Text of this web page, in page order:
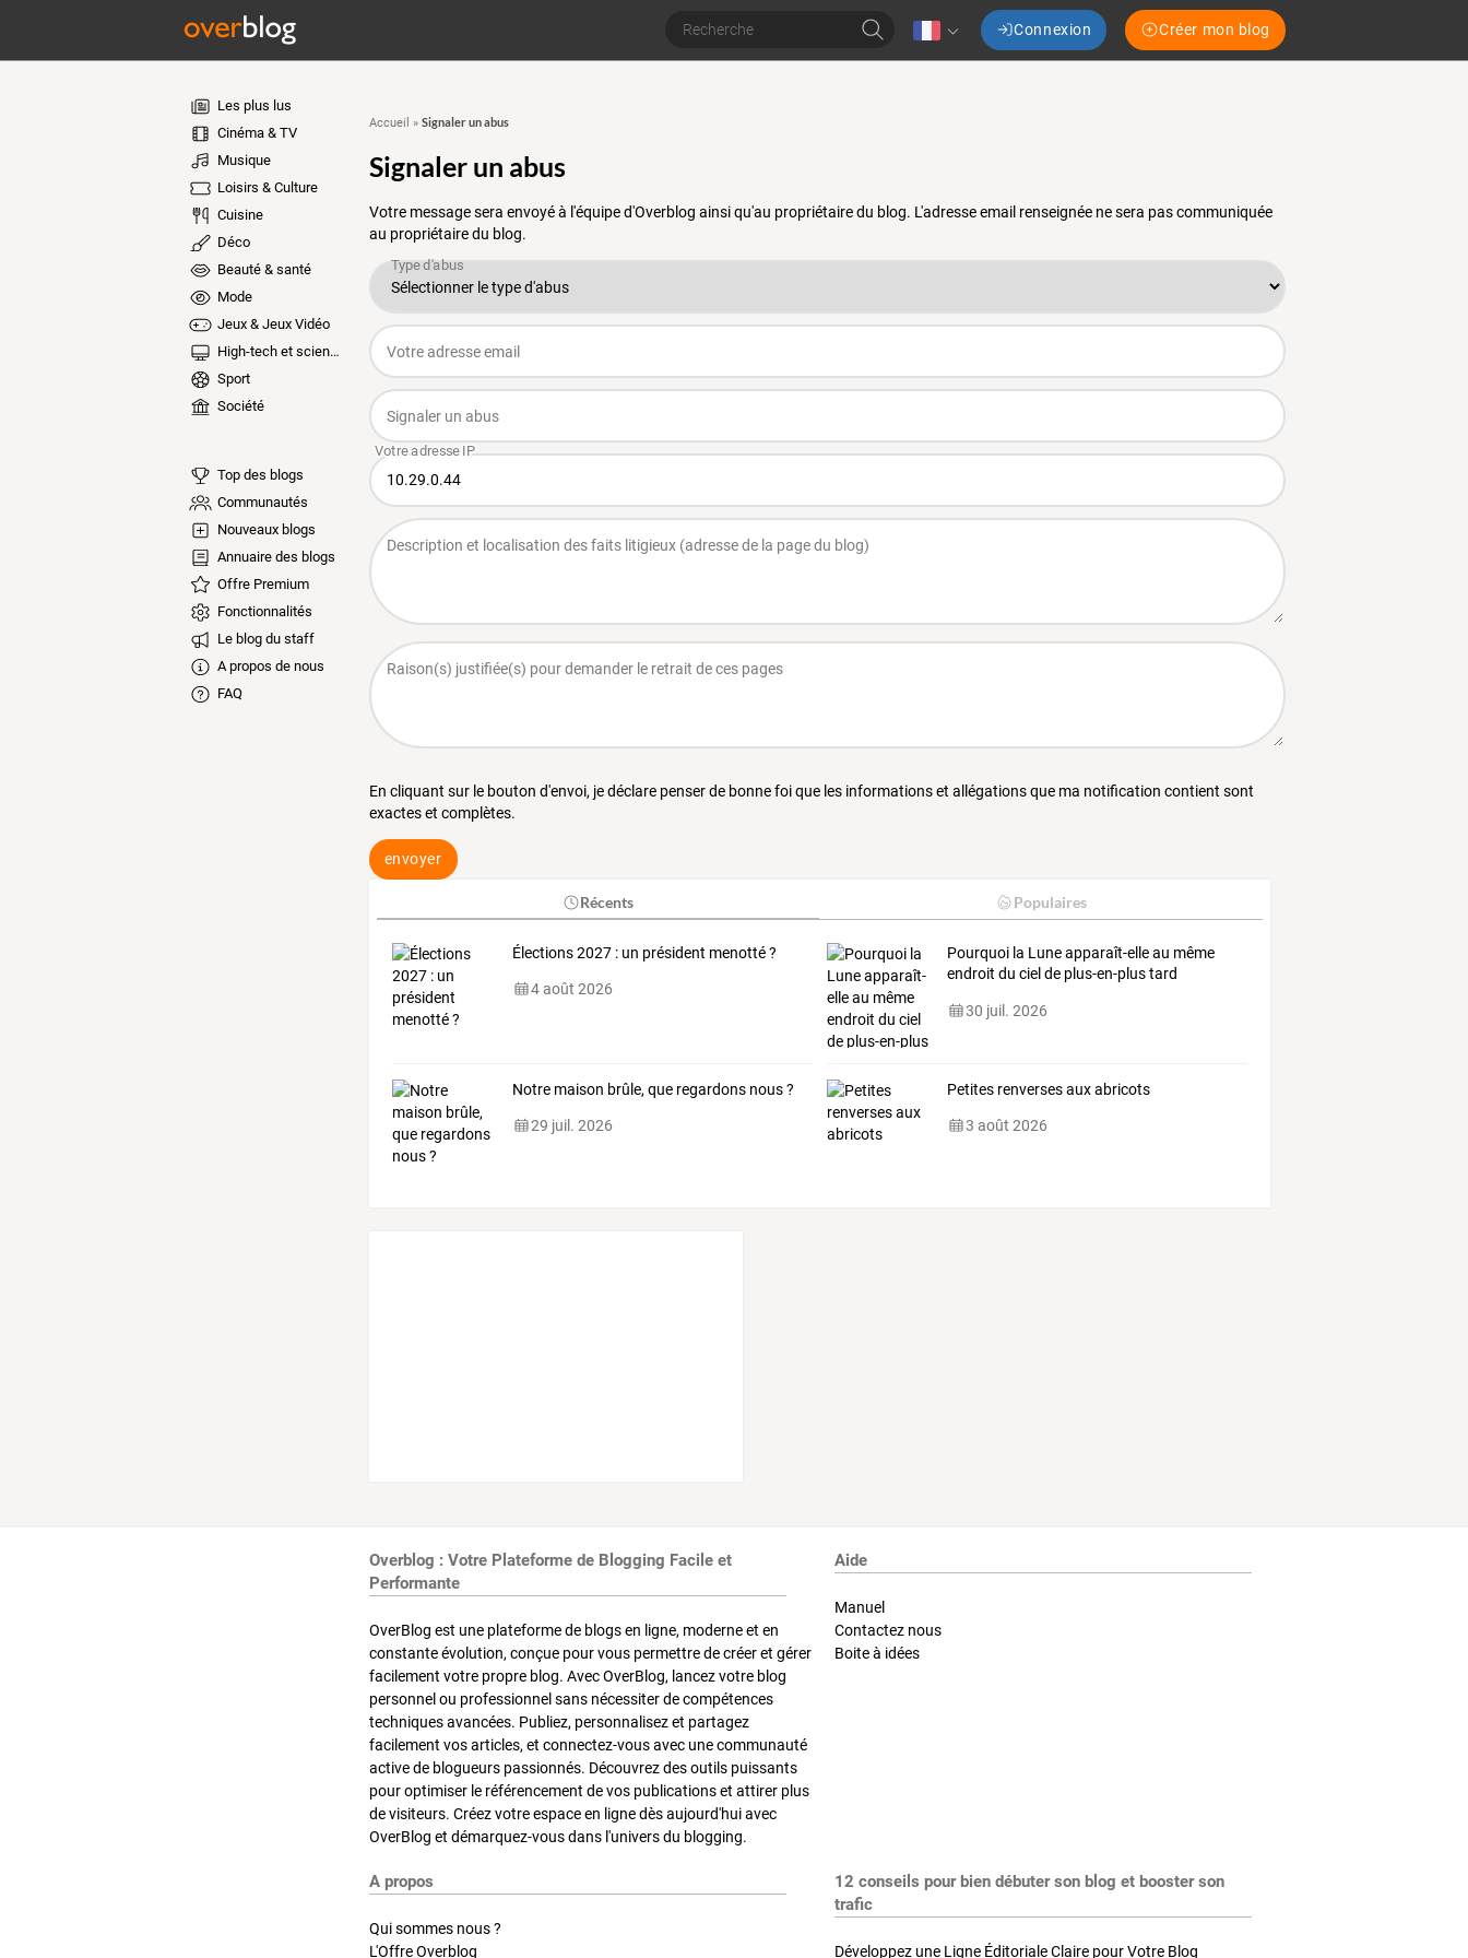
Connexion Créer mon blog
Les plus lus
Cinéma & TV
Musique
Loisirs & Culture
Cuisine
Déco
Beauté & santé
Mode
Jeux & Jeux Vidéo
High-tech et sciences
Sport
Société
Top des blogs
Communautés
Nouveaux blogs
Annuaire des blogs
Offre Premium
Fonctionnalités
Le blog du staff
A propos de nous
FAQ
Accueil » Signaler un abus
Signaler un abus
Votre message sera envoyé à l'équipe d'Overblog ainsi qu'au propriétaire du blog. L'adresse email renseignée ne sera pas communiquée
au propriétaire du blog.
En cliquant sur le bouton d'envoi, je déclare penser de bonne foi que les informations et allégations que ma notification contient sont
exactes et complètes.
envoyer
Récents Populaires
Élections 2027 : un président menotté ?
4 août 2026
Pourquoi la Luneapparaît-elleau même
endroit du ciel de plus-en-plustard
30 juil. 2026
Notre maison brûle, que regardons nous ?
29 juil. 2026
Petites renverses aux abricots
3 août 2026
Overblog : Votre Plateforme de Blogging Facile et
Performante
OverBlog est une plateforme de blogs en ligne, moderne et en
constante évolution, conçue pour vous permettre de créer et gérer
facilement votre propre blog. Avec OverBlog, lancez votre blog
personnel ou professionnel sans nécessiter de compétences
techniques avancées. Publiez, personnalisez et partagez
facilement vos articles, et connectez-vous avec une communauté
active de blogueurs passionnés. Découvrez des outils puissants
pour optimiser le référencement de vos publications et attirer plus
de visiteurs. Créez votre espace en ligne dès aujourd'hui avec
OverBlog et démarquez-vous dans l'univers du blogging.
Aide
Manuel
Contactez nous
Boite à idées
A propos
Qui sommes nous ?
L'Offre Overblog
12 conseils pour bien débuter son blog et booster son
trafic
Développez une Ligne Éditoriale Claire pour Votre Blog